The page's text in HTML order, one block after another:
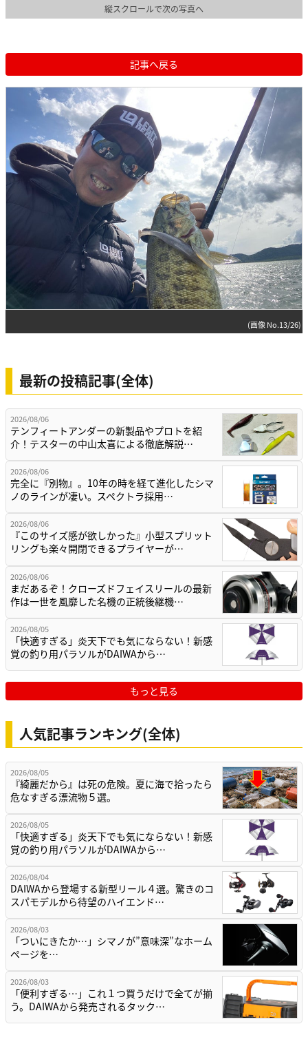
縦スクロールで次の写真へ
記事へ戻る
(画像 No.13/26)
最新の投稿記事(全体)
2026/08/06
テンフィートアンダーの新製品やプロトを紹
介！テスターの中山太喜による徹底解説…
2026/08/06
完全に『別物』。10年の時を経て進化したシマ
ノのラインが凄い。スペクトラ採用…
2026/08/06
『このサイズ感が欲しかった』小型スプリット
リングも楽々開閉できるプライヤーが…
2026/08/06
まだあるぞ！クローズドフェイスリールの最新
作は一世を風靡した名機の正統後継機…
2026/08/05
「快適すぎる」炎天下でも気にならない！新感
覚の釣り用パラソルがDAIWAから…
もっと見る
人気記事ランキング(全体)
2026/08/05
『綺麗だから』は死の危険。夏に海で拾ったら
危なすぎる漂流物５選。
2026/08/05
「快適すぎる」炎天下でも気にならない！新感
覚の釣り用パラソルがDAIWAから…
2026/08/04
DAIWAから登場する新型リール４選。驚きのコ
スパモデルから待望のハイエンド…
2026/08/03
「ついにきたか…」シマノが”意味深”なホーム
ページを…
2026/08/03
「便利すぎる…」これ１つ買うだけで全てが揃
う。DAIWAから発売されるタック…